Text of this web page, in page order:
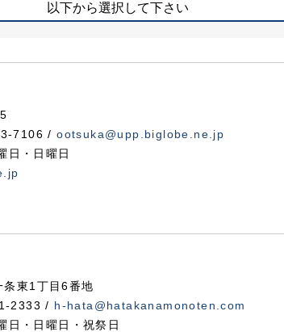
以下から選択して下さい
7106 /ootsuka@upp.biglobe.ne.jp
日・日曜日
東1丁目6番地
2333 / h-hata@hatakanamonoten.com
・日曜日・祝祭日